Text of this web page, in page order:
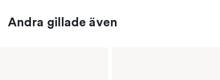
Andra gillade även